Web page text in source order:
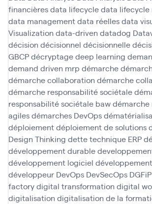
financièresdata lifecycledata lifecycle
data managementdata réellesdata
Visualization data-driven datadog
décision décisionnel décisionnelle
GBCPdécryptagedeep learning
demand driven mrp démarche
démarche collaboration démarche
démarche responsabilité sociétale
responsabilité sociétale bawdémarche
agilesdémarches DevOps
déploiementdéploiement de solutions
Design Thinking dette technique ERP
développement durable
développement logiciel
développeur DevOps DevSecOps DGFiP
factorydigital transformation digital
digitalisation digitalisation de la